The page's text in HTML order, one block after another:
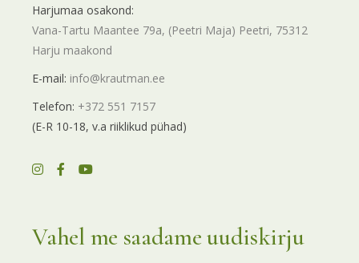
Harjumaa osakond:
Vana-Tartu Maantee 79a, (Peetri Maja) Peetri, 75312
Harju maakond
E-mail: info@krautman.ee
Telefon: +372 551 7157
(E-R 10-18, v.a riiklikud pühad)
Vahel me saadame uudiskirju